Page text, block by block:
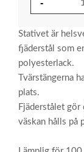
Stativet är
fjäderstål som
polyesterlack.
Tvärstängerna
plats.
Fjäderstålet
väskan hålls på